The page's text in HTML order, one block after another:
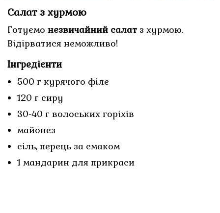
Салат з хурмою
Готуємонезвичайний салат з хурмою.
Відірватися неможливо!
Інгредієнти
500 г курячого філе
120 г сиру
30-40 г волоських горіхів
майонез
сіль, перець за смаком
1 мандарин для прикраси